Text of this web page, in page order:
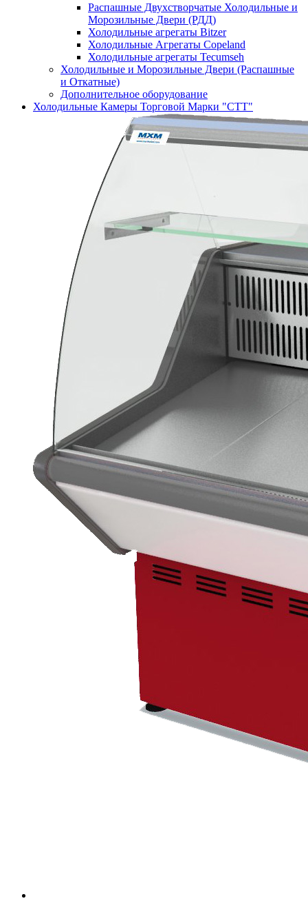
Распашные Двухстворчатые Холодильные и
Морозильные Двери (РДД)
Холодильные агрегаты Bitzer
Холодильные Агрегаты Copeland
Холодильные агрегаты Tecumseh
Холодильные и Морозильные Двери (Распашные
и Откатные)
Дополнительное оборудование
Холодильные Камеры Торговой Марки "СТТ"